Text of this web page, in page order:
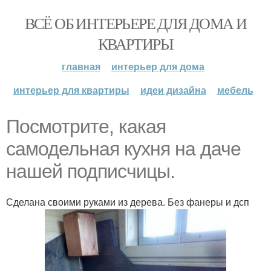
ВСЁ ОБ ИНТЕРЬЕРЕ ДЛЯ ДОМА И
КВАРТИРЫ
главная
интерьер для дома
интерьер для квартиры
идеи дизайна мебель
Посмотрите, какая
самодельная кухня на даче
нашей подписчицы.
Сделана своими руками из дерева. Без фанеры и дсп